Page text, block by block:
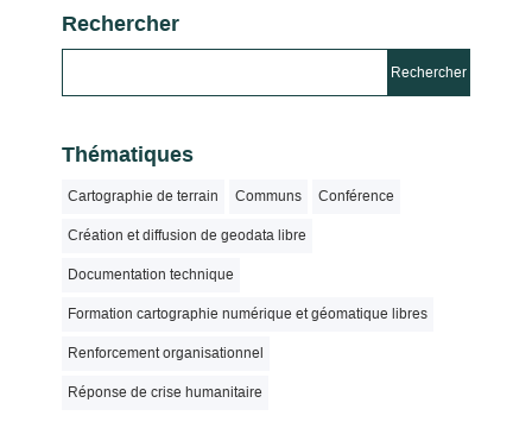
Rechercher
Thématiques
Cartographie de terrain Communs Conférence
Création et diffusion de geodata libre
Documentation technique
Formation cartographie numérique et géomatique libres
Renforcement organisationnel
Réponse de crise humanitaire